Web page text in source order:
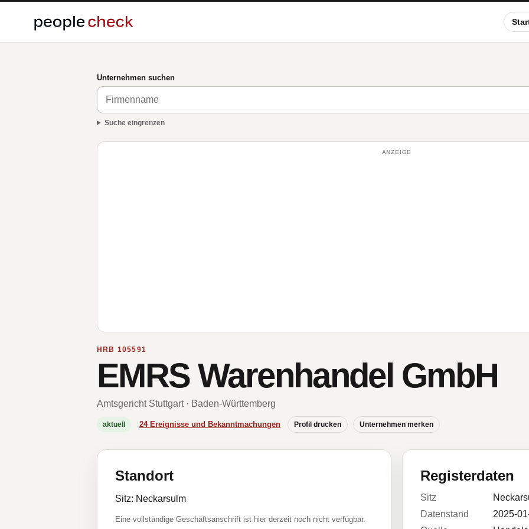
Unternehmen suchen
Suche eingrenzen
ANZEIGE
HRB 105591
EMRS Warenhandel GmbH
Amtsgericht Stuttgart · Baden-Württemberg
aktuell 24 Ereignisse und Bekanntmachungen Profil drucken Unternehmen merken
Standort
Sitz: Neckarsulm
Eine vollständige Geschäftsanschrift ist hier derzeit noch nicht verfügbar.
Registerdaten
Sitz
Datenstand
2025-